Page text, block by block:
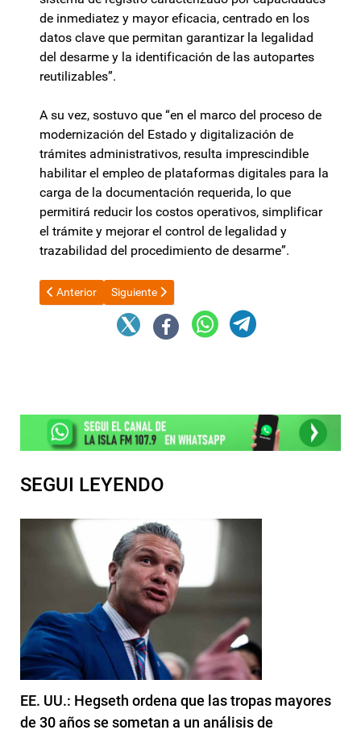
de inmediatez y mayor eficacia, centrado en los
datos clave que permitan garantizar la legalidad
del desarme y la identificación de las autopartes
reutilizables”.
A su vez, sostuvo que “en el marco del proceso de
modernización del Estado y digitalización de
trámites administrativos, resulta imprescindible
habilitar el empleo de plataformas digitales para la
carga de la documentación requerida, lo que
permitirá reducir los costos operativos, simplificar
el trámite y mejorar el control de legalidad y
trazabilidad del procedimiento de desarme”.
Artículo anterior: Catamarca refuerza su estructura judicial
Anterior Artículo siguiente: Jalil aseguró que el Camino del
Siguiente
SEGUI LEYENDO
EE. UU.: Hegseth ordena que las tropas mayores
de 30 años se sometan a un análisis de